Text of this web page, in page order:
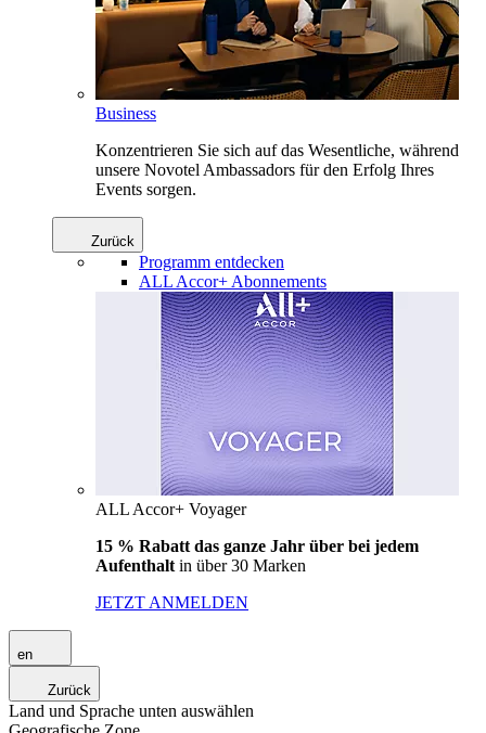
Business
Konzentrieren Sie sich auf das Wesentliche, während
unsere Novotel Ambassadors für den Erfolg Ihres
Events sorgen.
Zurück
Programm entdecken
ALL Accor+ Abonnements
ALL Accor+ Voyager
15 % Rabatt das ganze Jahr über bei jedem
Aufenthalt in über 30 Marken
JETZT ANMELDEN
en
Zurück
Land und Sprache unten auswählen